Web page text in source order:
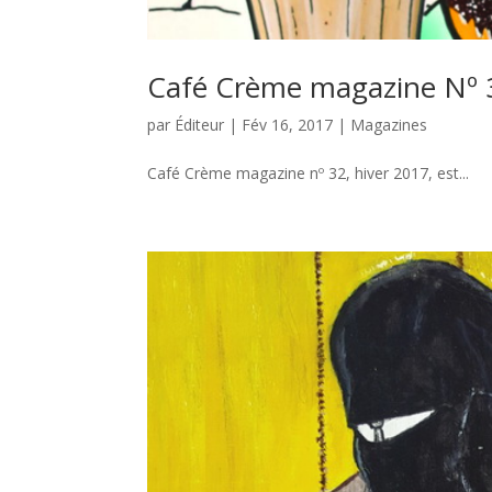
Café Crème magazine Nº
par Éditeur | Fév 16, 2017 | Magazines
Café Crème magazine nº 32, hiver 2017, est...